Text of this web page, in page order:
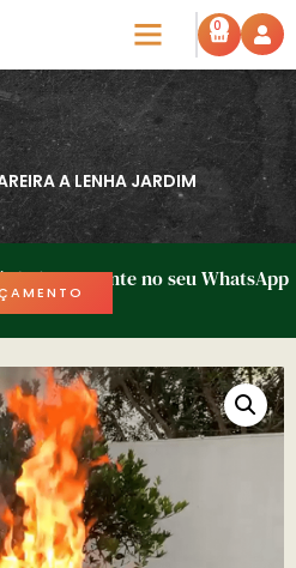
0
A LENHA JARDIM
1h diretamente no seu WhatsApp